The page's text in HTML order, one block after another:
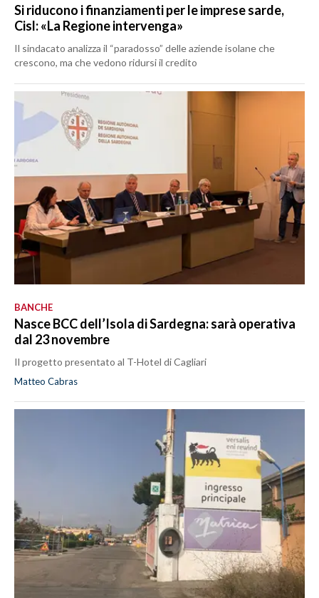
Si riducono i finanziamenti per le imprese sarde,
Cisl: «La Regione intervenga»
Il sindacato analizza il “paradosso” delle aziende isolane che
crescono, ma che vedono ridursi il credito
BANCHE
Nasce BCC dell’Isola di Sardegna: sarà operativa
dal 23 novembre
Il progetto presentato al T-Hotel di Cagliari
Matteo Cabras